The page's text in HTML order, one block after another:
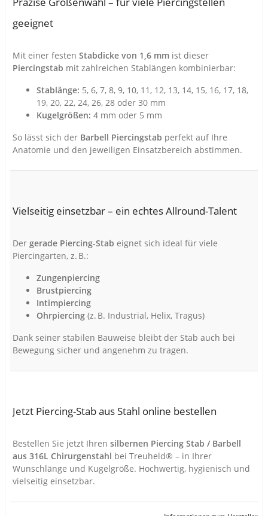
geeignet
Mit einer festenStabdicke von 1,6 mm ist dieser
Piercingstab mit zahlreichen Stablängen kombinierbar:
Stablänge: 5, 6, 7, 8, 9, 10, 11, 12, 13, 14, 15, 16, 17, 18,
19, 20, 22, 24, 26, 28 oder 30 mm
Kugelgrößen: 4 mm oder 5 mm
So lässt sich der Barbell Piercingstab perfekt auf Ihre
Anatomie und den jeweiligen Einsatzbereich abstimmen.
Vielseitig einsetzbar – ein echtes Allround-Talent
Dergerade Piercing-Stab eignet sich ideal für viele
Piercingarten, z. B.:
Zungenpiercing
Brustpiercing
Intimpiercing
Ohrpiercing (z. B. Industrial, Helix, Tragus)
Dank seiner stabilen Bauweise bleibt der Stab auch bei
Bewegung sicher und angenehm zu tragen.
Jetzt Piercing-Stab aus Stahl online bestellen
Bestellen Sie jetzt Ihrensilbernen Piercing Stab / Barbell
aus 316L Chirurgenstahl bei Treuheld® – in Ihrer
Wunschlänge und Kugelgröße. Hochwertig, hygienisch und
vielseitig einsetzbar.